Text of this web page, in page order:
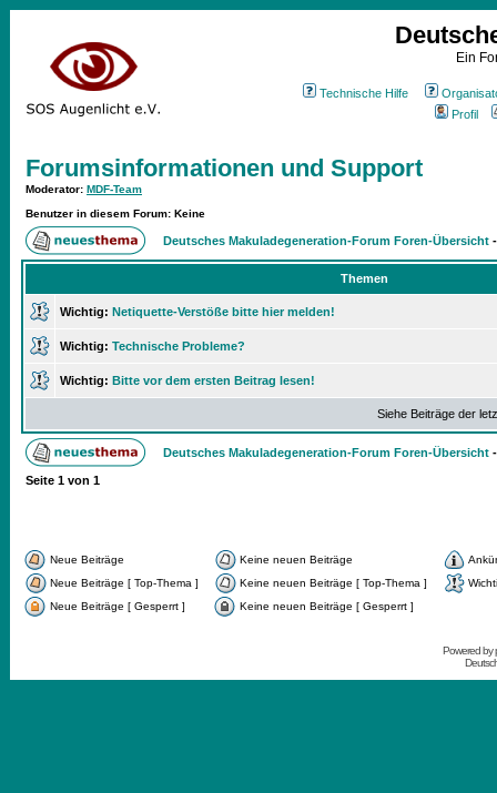
Ein
Technische Hilfe
Profil
Forumsinformationen und Support
Moderator: MDF-Team
Benutzer in diesem Forum: Keine
Deutsches Makuladegeneration-Forum Foren-Übersicht
Themen
Wichtig: Netiquette-Verstöße bitte hier melden!
Wichtig: Technische Probleme?
Wichtig: Bitte vor dem ersten Beitrag lesen!
Siehe Beiträge der
Deutsches Makuladegeneration-Forum Foren-Übersicht
Seite 1 von 1
Neue Beiträge Keine neuen Beiträge
Neue Beiträge [ Top-Thema ]
Keine neuen Beiträge [ Top-Thema ]
Neue Beiträge [ Gesperrt ]
Keine neuen Beiträge [ Gesperrt ]
Powered by